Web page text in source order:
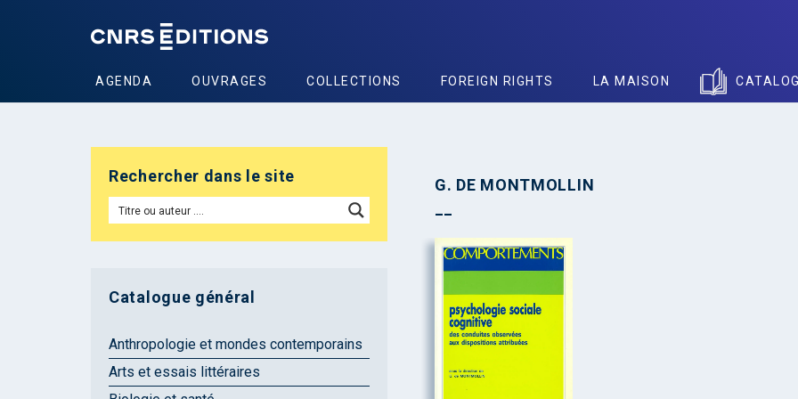
AGENDA OUVRAGES COLLECTIONS FOREIGN RIGHTS LA MAISON
G. DE MONTMOLLIN
Rechercher dans le site
Catalogue général
Anthropologie et mondes contemporains
Arts et essais littéraires